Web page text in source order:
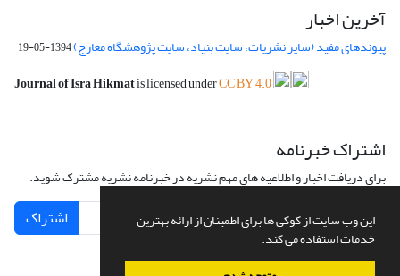
این وب سایت از کوکی ها برای اطمینان از ارائه بهترین
خدمات استفاده می کند.
آخرین اخبار
پیوندهای مفید (سایر نشریات، سایت بنیاد، سایت پژوهشگاه معارج)1394-05-19
Journal of Isra Hikmatis licensed underCC BY 4.0
اشتراک خبرنامه
برای دریافت اخبار و اطلاعیه های مهم نشریه در خبرنامه نشریه مشترک شوید.
اشتراک